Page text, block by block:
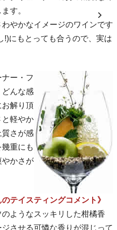
す。
やかなイメージのワインです
!)にもとっても合うので、実は
ー・フ
どんな感
お解り頂
と軽やか
質さが感
重にも
やかさが
テイスティングコメント》
ようなスッキリした柑橘香
させる可憐な香りが混じって